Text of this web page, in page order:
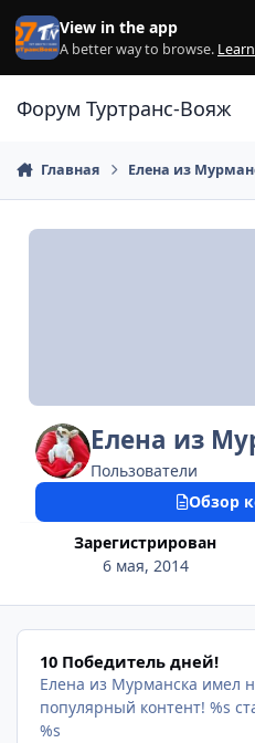
Перейти к содержанию
View in the app
A better way to browse.
Форум Туртранс-Вояж
Главная Елена из
Елена из
Пользователи
Зарегистрирован
6 мая, 2014
Обзор
10 Победитель дней!
10 Победитель дней!
Елена из Мурманска имел
популярный контент! %s
%s